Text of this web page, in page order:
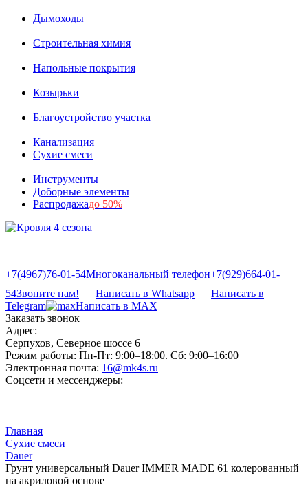
Дымоходы
Строительная химия
Напольные покрытия
Козырьки
Благоустройство участка
Канализация
Сухие смеси
Инструменты
Доборные элементы
Распродажадо 50%
+7(4967)76-01-54Многоканальный телефон+7(929)664-01-
54Звоните нам! Написать в Whatsapp
Написать в
Telegram
Написать в MAX
Заказать звонок
Адрес:
Серпухов, Северное шоссе 6
Режим работы: Пн-Пт: 9:00–18:00. Сб: 9:00–16:00
Электронная почта: 16@mk4s.ru
Соцсети и мессенджеры:
Главная
Сухие смеси
Dauer
Грунт универсальный Dauer IMMER MADE 61 колерованный
на акриловой основе